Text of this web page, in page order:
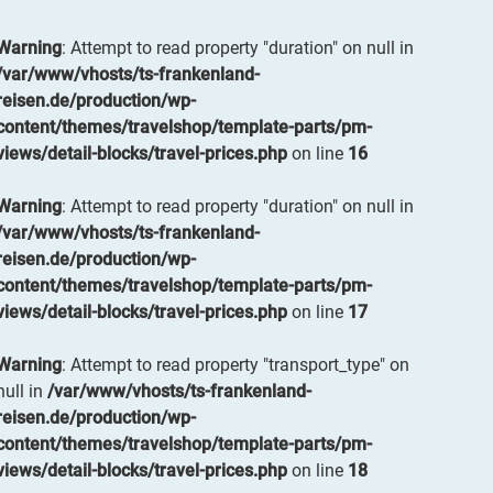
: Attempt to read property "duration" on null in
www/vhosts/ts-frankenland-
production/wp-
themes/travelshop/template-parts/pm-
detail-blocks/travel-prices.php on line 16
: Attempt to read property "duration" on null in
www/vhosts/ts-frankenland-
production/wp-
themes/travelshop/template-parts/pm-
detail-blocks/travel-prices.php on line 17
: Attempt to read property "transport_type" on
in /var/www/vhosts/ts-frankenland-
production/wp-
themes/travelshop/template-parts/pm-
detail-blocks/travel-prices.php on line 18